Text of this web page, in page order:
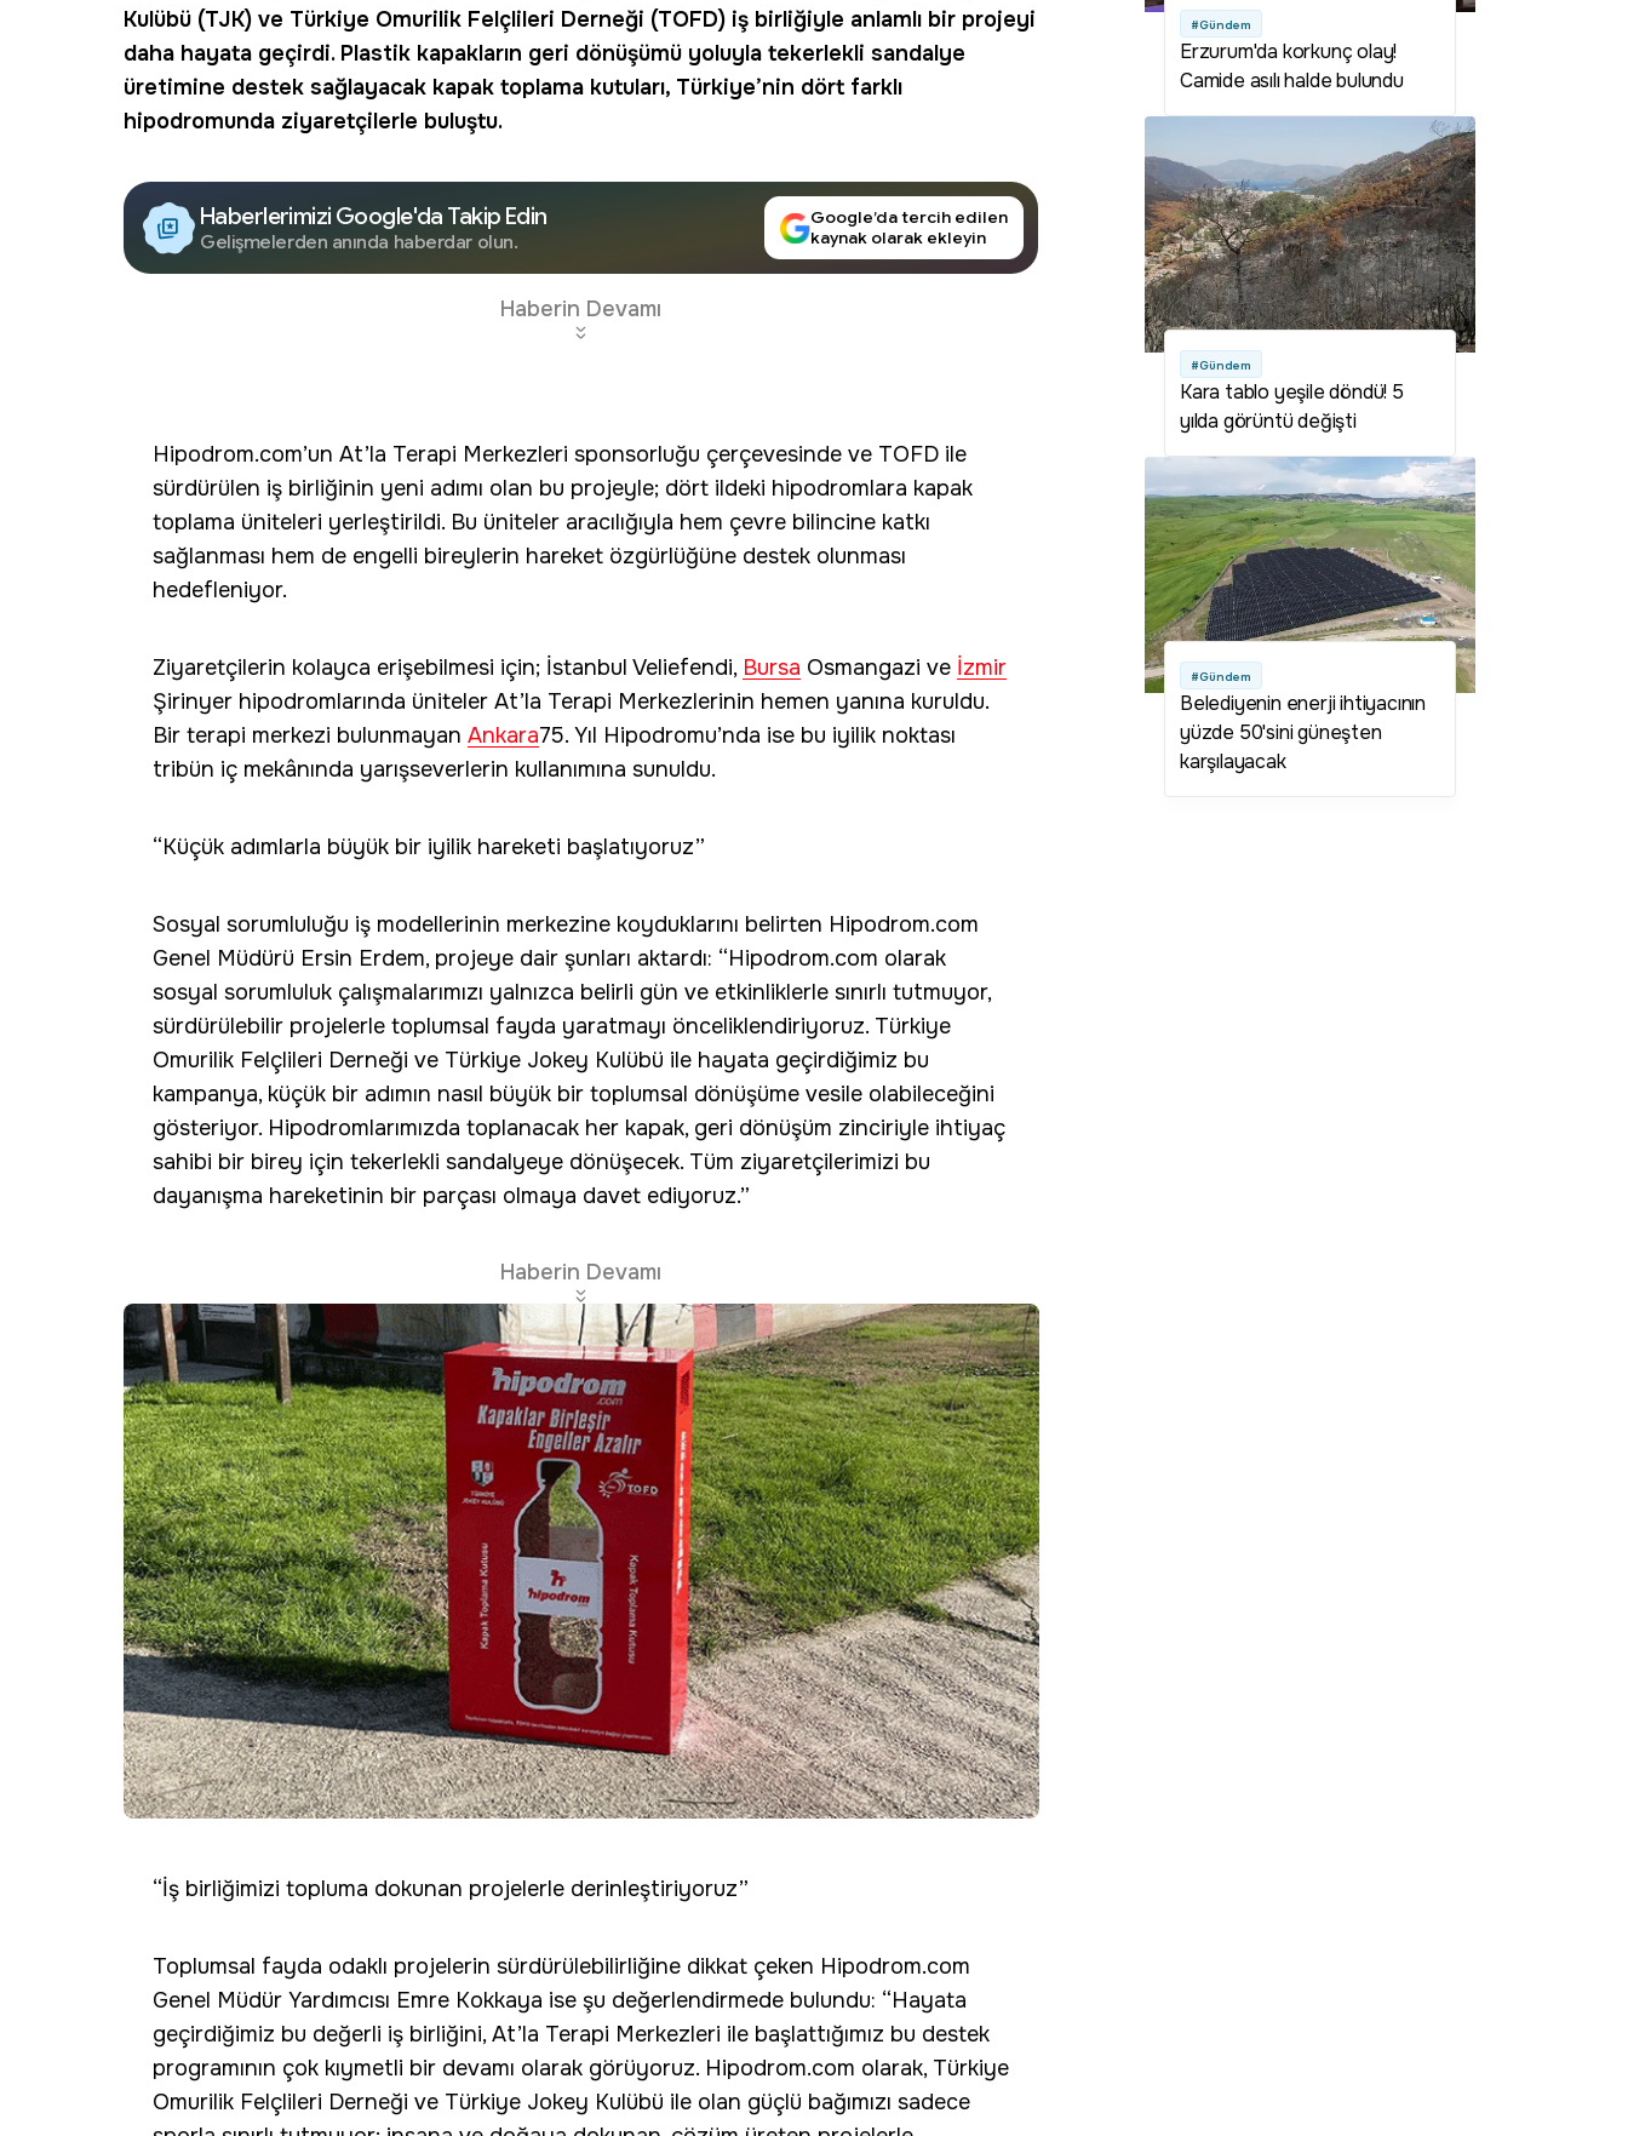
Kulübü (TJK) ve Türkiye Omurilik Felçlileri Derneği (TOFD) iş birliğiyle anlamlı bir projeyi
daha hayata geçirdi. Plastik kapakların geri dönüşümü yoluyla tekerlekli sandalye
üretimine destek sağlayacak kapak toplama kutuları, Türkiye’nin dört farklı
hipodromunda ziyaretçilerle buluştu.
Haberlerimizi Google'da Takip Edin
Gelişmelerden anında haberdar olun.
Google’da tercih edilen
kaynak olarak ekleyin
Haberin Devamı
Hipodrom.com’un At’la Terapi Merkezleri sponsorluğu çerçevesinde ve TOFD ile
sürdürülen iş birliğinin yeni adımı olan bu projeyle; dört ildeki hipodromlara kapak
toplama üniteleri yerleştirildi. Bu üniteler aracılığıyla hem çevre bilincine katkı
sağlanması hem de engelli bireylerin hareket özgürlüğüne destek olunması
hedefleniyor.
Ziyaretçilerin kolayca erişebilmesi için; İstanbul Veliefendi, Bursa Osmangazi ve İzmir
Şirinyer hipodromlarında üniteler At’la Terapi Merkezlerinin hemen yanına kuruldu.
Bir terapi merkezi bulunmayan Ankara75. Yıl Hipodromu’nda ise bu iyilik noktası
tribün iç mekânında yarışseverlerin kullanımına sunuldu.
“Küçük adımlarla büyük bir iyilik hareketi başlatıyoruz”
Sosyal sorumluluğu iş modellerinin merkezine koyduklarını belirten Hipodrom.com
Genel Müdürü Ersin Erdem, projeye dair şunları aktardı: “Hipodrom.com olarak
sosyal sorumluluk çalışmalarımızı yalnızca belirli gün ve etkinliklerle sınırlı tutmuyor,
sürdürülebilir projelerle toplumsal fayda yaratmayı önceliklendiriyoruz. Türkiye
Omurilik Felçlileri Derneği ve Türkiye Jokey Kulübü ile hayata geçirdiğimiz bu
kampanya, küçük bir adımın nasıl büyük bir toplumsal dönüşüme vesile olabileceğini
gösteriyor. Hipodromlarımızda toplanacak her kapak, geri dönüşüm zinciriyle ihtiyaç
sahibi bir birey için tekerlekli sandalyeye dönüşecek. Tüm ziyaretçilerimizi bu
dayanışma hareketinin bir parçası olmaya davet ediyoruz.”
Haberin Devamı
“İş birliğimizi topluma dokunan projelerle derinleştiriyoruz”
Toplumsal fayda odaklı projelerin sürdürülebilirliğine dikkat çeken Hipodrom.com
Genel Müdür Yardımcısı Emre Kokkaya ise şu değerlendirmede bulundu: “Hayata
geçirdiğimiz bu değerli iş birliğini, At’la Terapi Merkezleri ile başlattığımız bu destek
programının çok kıymetli bir devamı olarak görüyoruz. Hipodrom.com olarak, Türkiye
Omurilik Felçlileri Derneği ve Türkiye Jokey Kulübü ile olan güçlü bağımızı sadece
#Gündem
Erzurum'da korkunç olay!
Camide asılı halde bulundu
#Gündem
Kara tablo yeşile döndü! 5
yılda görüntü değişti
#Gündem
Belediyenin enerji ihtiyacının
yüzde 50'sini güneşten
karşılayacak